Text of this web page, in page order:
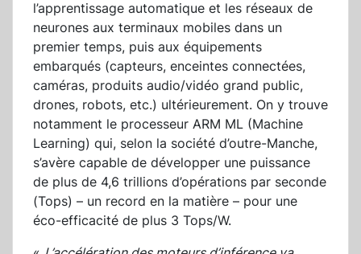
l’apprentissage automatique et les réseaux de
neurones aux terminaux mobiles dans un
premier temps, puis aux équipements
embarqués (capteurs, enceintes connectées,
caméras, produits audio/vidéo grand public,
drones, robots, etc.) ultérieurement. On y trouve
notamment le processeur ARM ML (Machine
Learning) qui, selon la société d’outre-Manche,
s’avère capable de développer une puissance
de plus de 4,6 trillions d’opérations par seconde
(Tops) – un record en la matière – pour une
éco-efficacité de plus 3 Tops/W.